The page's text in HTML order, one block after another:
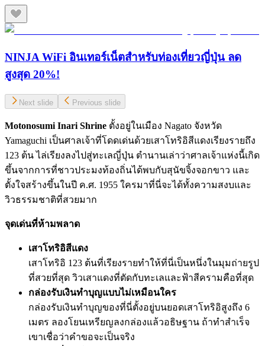
NINJA WiFi อินเทอร์เน็ตสำหรับท่องเที่ยวญี่ปุ่น ลด
สูงสุด 20%!
Next slide Previous slide
Motonosumi Inari Shrine ตั้งอยู่ในเมือง Nagato จังหวัด
Yamaguchi เป็นศาลเจ้าที่โดดเด่นด้วยเสาโทริอิสีแดงเรียงรายถึง
123 ต้น ไล่เรียงลงไปสู่ทะเลญี่ปุ่น ตำนานเล่าว่าศาลเจ้าแห่งนี้เกิด
ขึ้นจากการที่ชาวประมงท้องถิ่นได้พบกับสุนัขจิ้งจอกขาว และ
ตั้งใจสร้างขึ้นในปี ค.ศ. 1955 ใครมาที่นี่จะได้ทั้งความสงบและ
วิวธรรมชาติที่สวยมาก
จุดเด่นที่ห้ามพลาด
เสาโทริอิสีแดง
เสาโทริอิ 123 ต้นที่เรียงรายทำให้ที่นี่เป็นหนึ่งในมุมถ่ายรูป
ที่สวยที่สุด วิวเสาแดงที่ตัดกับทะเลและฟ้าสีครามคือที่สุด
กล่องรับเงินทำบุญแบบไม่เหมือนใคร
กล่องรับเงินทำบุญของที่นี่ตั้งอยู่บนยอดเสาโทริอิสูงถึง 6
เมตร ลองโยนเหรียญลงกล่องแล้วอธิษฐาน ถ้าทำสำเร็จ
เขาเชื่อว่าคำขอจะเป็นจริง